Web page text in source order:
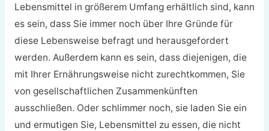
Lebensmittel in größerem Umfang erhältlich sind, kann
es sein, dass Sie immer noch über Ihre Gründe für
diese Lebensweise befragt und herausgefordert
werden. Außerdem kann es sein, dass diejenigen, die
mit Ihrer Ernährungsweise nicht zurechtkommen, Sie
von gesellschaftlichen Zusammenkünften
ausschließen. Oder schlimmer noch, sie laden Sie ein
und ermutigen Sie, Lebensmittel zu essen, die nicht